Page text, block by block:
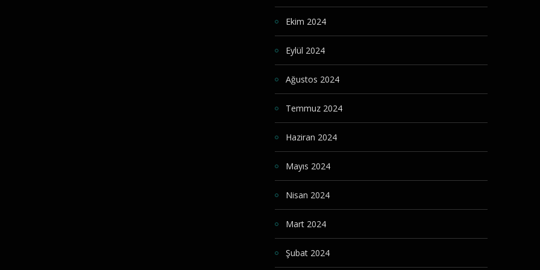
Ekim 2024
Eylül 2024
Ağustos 2024
Temmuz 2024
Haziran 2024
Mayıs 2024
Nisan 2024
Mart 2024
Şubat 2024